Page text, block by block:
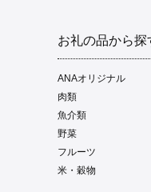
お礼の品から探
ANAオリジナル
肉類
魚介類
野菜
フルーツ
米・穀物